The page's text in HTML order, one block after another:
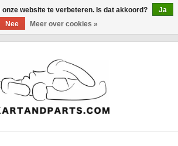
website te verbeteren. Is dat akkoord?
Ja
Nee
Meer over cookies »